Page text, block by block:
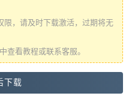
限，请及时下载激活，过期将无
查看教程或联系客服。
下载